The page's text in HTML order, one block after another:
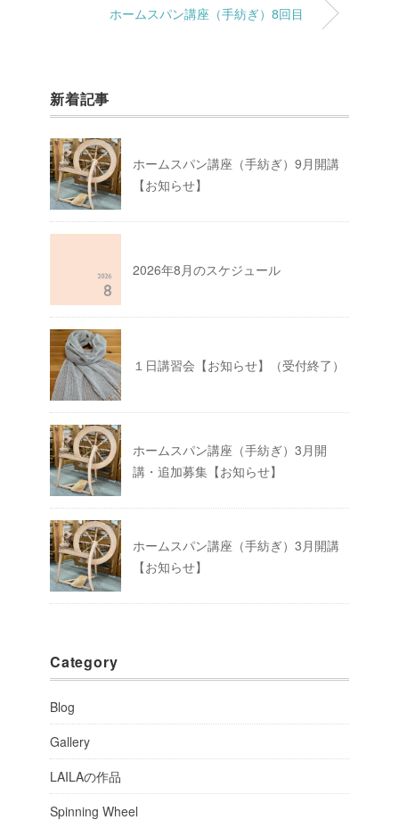
ホームスパン講座（手紡ぎ）8回目
新着記事
ホームスパン講座（手紡ぎ）9月開講
【お知らせ】
2026年8月のスケジュール
１日講習会【お知らせ】（受付終了）
ホームスパン講座（手紡ぎ）3月開
講・追加募集【お知らせ】
ホームスパン講座（手紡ぎ）3月開講
【お知らせ】
Category
Blog
Gallery
LAILAの作品
Spinning Wheel